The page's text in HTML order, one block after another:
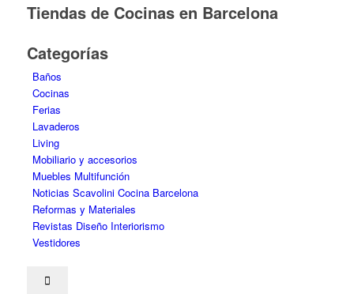
Tiendas de Cocinas en Barcelona
Categorías
Baños
Cocinas
Ferias
Lavaderos
Living
Mobiliario y accesorios
Muebles Multifunción
Noticias Scavolini Cocina Barcelona
Reformas y Materiales
Revistas Diseño Interiorismo
Vestidores